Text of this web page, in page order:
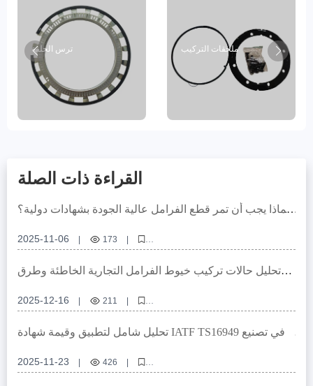
ترس الحلقة ملحقات التركيب
القراءة ذات الصلة
لماذا يجب أن تمر قطع الفرامل عالية الجودة بشهادات دولية؟
2025-11-06 173
قطع الفرامل عالية الجودة، شهادة VCA COP، شهادة EMARK، إدارة جودة
نظام الفرامل، تصنيع قطع الفرامل
تحليل حالات تركيب خيوط الفرامل التجارية الخاطئة وطرق
2025-12-16 211
تركيب مكونات الفرامل التجارية، توافق نظام الفرامل، تركيب قرص ABS،
معايير تركيب الفرامل، صيانة الفرامل للشاحنات
تحليل شامل لتطبيق وقيمة شهادة IATF TS16949 في تصنيع
2025-11-23 426
تصنيع قطع الفرامل الدوارة، شهادة IATF TS16949، جودة سلسلة التوريد، إدارة